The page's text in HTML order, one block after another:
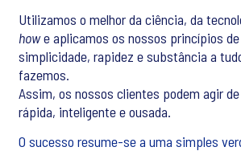
Utilizamos o melhor da ciência, da
howe aplicamos os nossos princípios de
simplicidade, rapidez e substância a
fazemos.
Assim, os nossos clientes podem agir
rápida, inteligente e ousada.
O sucesso resume-se a uma simples